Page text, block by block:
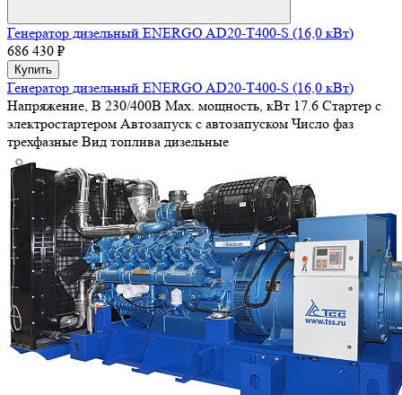
Генератор дизельный ENERGO AD20-T400-S (16,0 кВт)
686 430 ₽
Купить
Генератор дизельный ENERGO AD20-T400-S (16,0 кВт)
Напряжение, В 230/400В Max. мощность, кВт 17.6 Стартер с
электростартером Автозапуск с автозапуском Число фаз
трехфазные Вид топлива дизельные